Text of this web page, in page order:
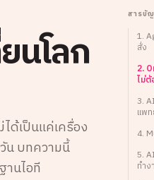
นโลก
ด้เป็นแค่เครื่อง
น บทความนี้
นไอที
สารบัญ
1.
สั่ง
2.
ไม่
3.
แพ
4.
5.
ทำง